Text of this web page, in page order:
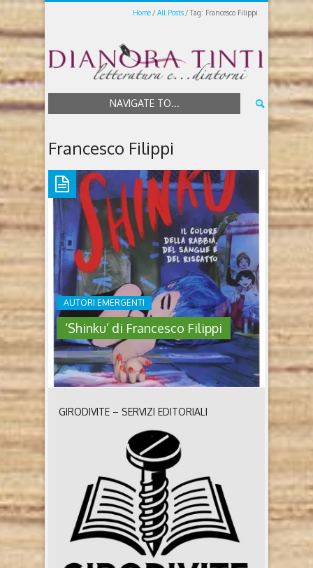
Home All Posts Tag: Francesco Filippi
NAVIGATE TO...
Francesco Filippi
AUTORI EMERGENTI
‘Shinku’ di Francesco Filippi
‘SHINKU’ DI FRANCESCO FILIPPI
Shinku – Il colore della rabbia, del sangue e del
riscatto di Francesco Filippi (Piemme, 2023) Chi è
Francesco Filippi Laureato in Scienze
dell’educazione, sceneggiatore, regista, animatore e
docente, Francesco Filippi ha studiato cinema alla
School of Visual Arts di New York. Con i suoi film
(animati e non) ha all’attivo centinaia di premi ai ..
GIRODIVITE – SERVIZI EDITORIALI